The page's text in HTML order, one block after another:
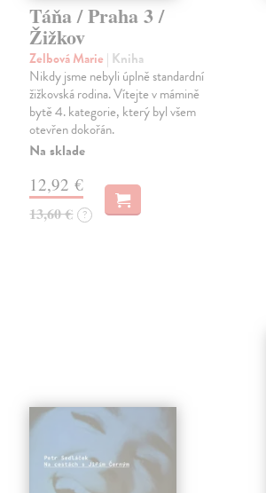
Táňa / Praha 3 /
Žižkov
Zelbová Marie | Kniha
Nikdy jsme nebyli úplně standardní
žižkovská rodina. Vítejte v mámině
bytě 4. kategorie, který byl všem
otevřen dokořán.
Na sklade
12,92 €
13,60 € ?